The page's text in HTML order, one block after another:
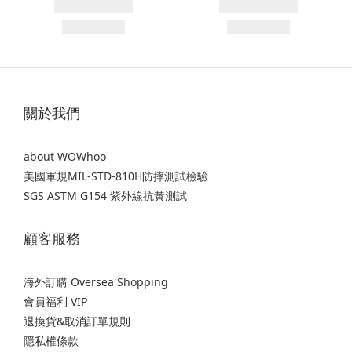
關於我們
about WOWhoo
美國軍規MIL-STD-810H防摔測試檢驗
SGS ASTM G154 紫外線抗黃測試
顧客服務
海外訂購 Oversea Shopping
會員福利 VIP
退換貨&取消訂單規則
隱私權條款